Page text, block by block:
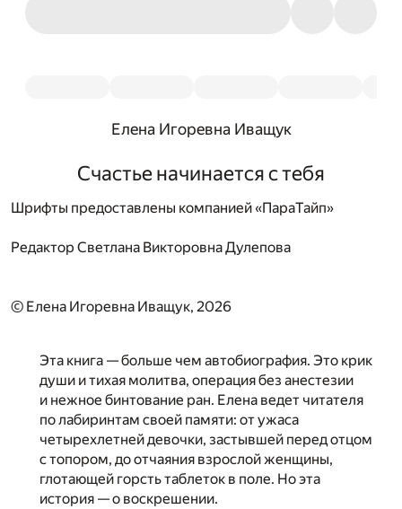
Елена Игоревна Иващук
Счастье начинается с тебя
Шрифты предоставлены компанией «ПараТайп»
Редактор Светлана Викторовна Дулепова
© Елена Игоревна Иващук, 2026
Эта книга — больше чем автобиография. Это крик
души и тихая молитва, операция без анестезии
и нежное бинтование ран. Елена ведет читателя
по лабиринтам своей памяти: от ужаса
четырехлетней девочки, застывшей перед отцом
с топором, до отчаяния взрослой женщины,
глотающей горсть таблеток в поле. Но эта
история — о воскрешении.